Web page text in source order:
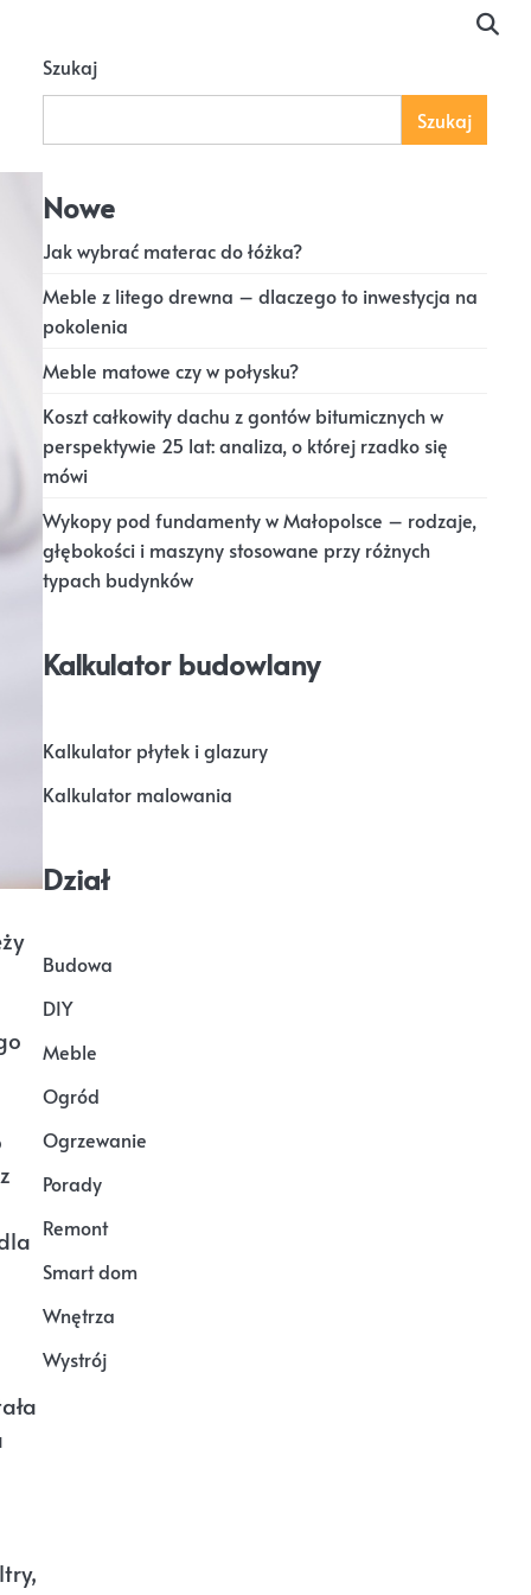
Szukaj
Szukaj
Nowe
Jak wybrać materac do łóżka?
Meble z litego drewna – dlaczego to inwestycja na
pokolenia
Meble matowe czy w połysku?
Koszt całkowity dachu z gontów bitumicznych w
perspektywie 25 lat: analiza, o której rzadko się
mówi
Wykopy pod fundamenty w Małopolsce – rodzaje,
głębokości i maszyny stosowane przy różnych
typach budynków
Kalkulator budowlany
Kalkulator płytek i glazury
Kalkulator malowania
Dział
Budowa
DIY
Meble
Ogród
Ogrzewanie
Porady
Remont
Smart dom
Wnętrza
Wystrój